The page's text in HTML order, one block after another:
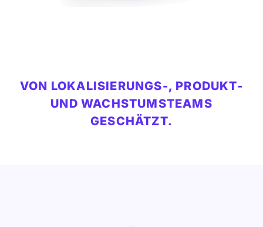
VON LOKALISIERUNGS-, PRODUKT-
UND WACHSTUMSTEAMS
GESCHÄTZT.